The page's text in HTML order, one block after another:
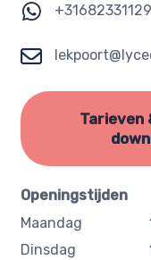
+31682331129
Tarieven
Openingstijden
Maandag
Dinsdag